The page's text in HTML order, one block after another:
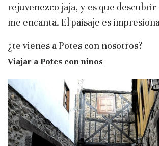
rejuvenezco jaja, y es que
me encanta. El paisaje es
¿te vienes a Potes con nosotros?
Viajar a Potes con niños